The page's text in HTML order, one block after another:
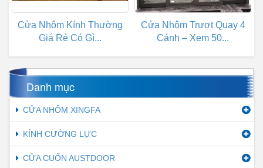
Cửa Nhôm Kính Thường
Giá Rẻ Có Gì...
Cửa Nhôm Trượt Quay 4
Cánh – Xem 50...
Danh mục
CỬA NHÔM XINGFA
KÍNH CƯỜNG LỰC
CỬA CUỐN AUSTDOOR